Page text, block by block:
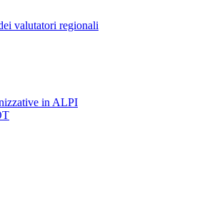
valutatori regionali
in ALPI